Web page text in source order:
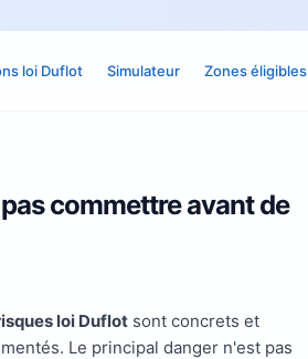
loi Duflot Simulateur Zones éligibles
commettre avant de
loi Duflot sont concrets et
Le principal danger n'est pas